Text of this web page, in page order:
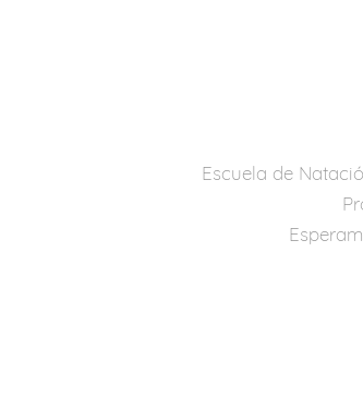
Escuela de